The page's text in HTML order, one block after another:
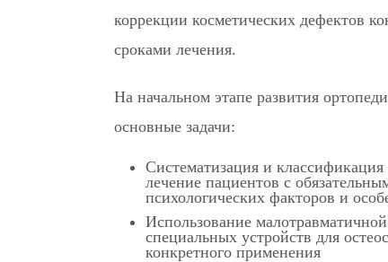
коррекции косметических дефектов
сроками лечения.
На начальном этапе развития
основные задачи:
Систематизация и
лечение пациентов с
психологических факторов и
Использование
специальных устройств для
конкретного применения